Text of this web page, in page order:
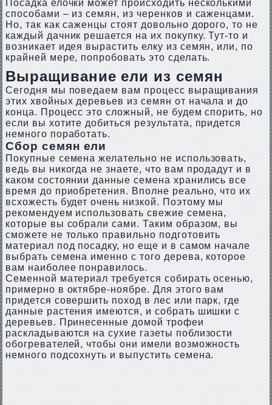
Посадка елочки может происходить несколькими
способами – из семян, из черенков и саженцами.
Но, так как саженцы стоят довольно дорого, то не
каждый дачник решается на их покупку. Тут-то и
возникает идея вырастить елку из семян, или, по
крайней мере, попробовать это сделать.
Выращивание ели из семян
Сегодня мы поведаем вам процесс выращивания
этих хвойных деревьев из семян от начала и до
конца. Процесс это сложный, не будем спорить, но
если вы хотите добиться результата, придется
немного поработать.
Сбор семян ели
Покупные семена желательно не использовать,
ведь вы никогда не знаете, что вам продадут и в
каком состоянии данные семена хранились все
время до приобретения. Вполне реально, что их
всхожесть будет очень низкой. Поэтому мы
рекомендуем использовать свежие семена,
которые вы собрали сами. Таким образом, вы
сможете не только правильно подготовить
материал под посадку, но еще и в самом начале
выбрать семена именно с того дерева, которое
вам наиболее понравилось.
Семенной материал требуется собирать осенью,
примерно в октябре-ноябре. Для этого вам
придется совершить поход в лес или парк, где
данные растения имеются, и собрать шишки с
деревьев. Принесенные домой трофеи
раскладываются на сухие газеты поблизости
обогревателей, чтобы они имели возможность
немного подсохнуть и выпустить семена.